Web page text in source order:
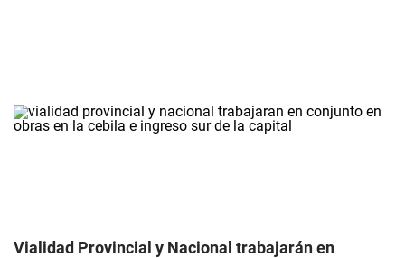
Vialidad Provincial y Nacional trabajarán en